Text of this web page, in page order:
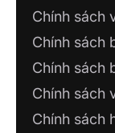
Công ty
110
Thắng,
CÔNG
Chính sách
Chính sách
Chính sách
Chính sách
Chính sách